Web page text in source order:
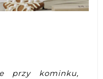
przy kominku,